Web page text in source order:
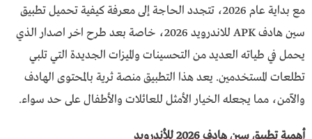
مع بداية عام 2026، تتجدد الحاجة إلى معرفة كيفية تحميل تطبيق
سين هادف APK للاندرويد 2026، خاصة بعد طرح اخر اصدار الذي
يحمل في طياته العديد من التحسينات والميزات الجديدة التي تلبي
تطلعات المستخدمين. يعد هذا التطبيق منصة ثرية بالمحتوى الهادف
والآمن، مما يجعله الخيار الأمثل للعائلات والأطفال على حد سواء.